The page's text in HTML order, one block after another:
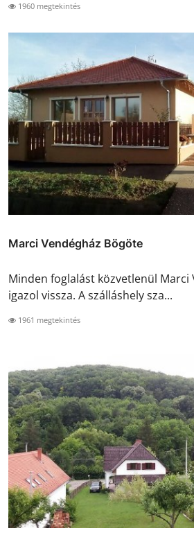
1960 megtekintés
Marci Vendégház Bögöte
Minden foglalást közvetlenül Marci
igazol vissza. A szálláshely sza...
1961 megtekintés